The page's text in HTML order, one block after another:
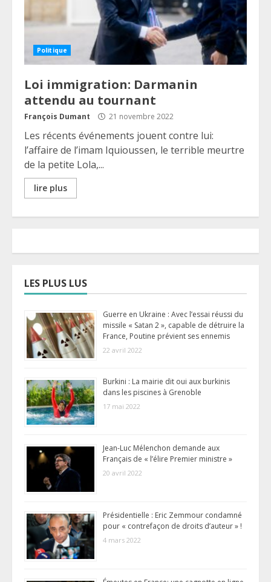
Politique
Loi immigration: Darmanin
attendu au tournant
François Dumant 21 novembre 2022
Les récents événements jouent contre lui:
l’affaire de l’imam Iquioussen, le terrible meurtre
de la petite Lola,...
lire plus
LES PLUS LUS
Guerre en Ukraine : Avec l’essai réussi du
missile « Satan 2 », capable de détruire la
France, Poutine prévient ses ennemis
22 avril 2022
Burkini : La mairie dit oui aux burkinis
dans les piscines à Grenoble
17 mai 2022
Jean-Luc Mélenchon demande aux
Français de « l’élire Premier ministre »
20 avril 2022
Présidentielle : Eric Zemmour condamné
pour « contrefaçon de droits d’auteur » !
4 mars 2022